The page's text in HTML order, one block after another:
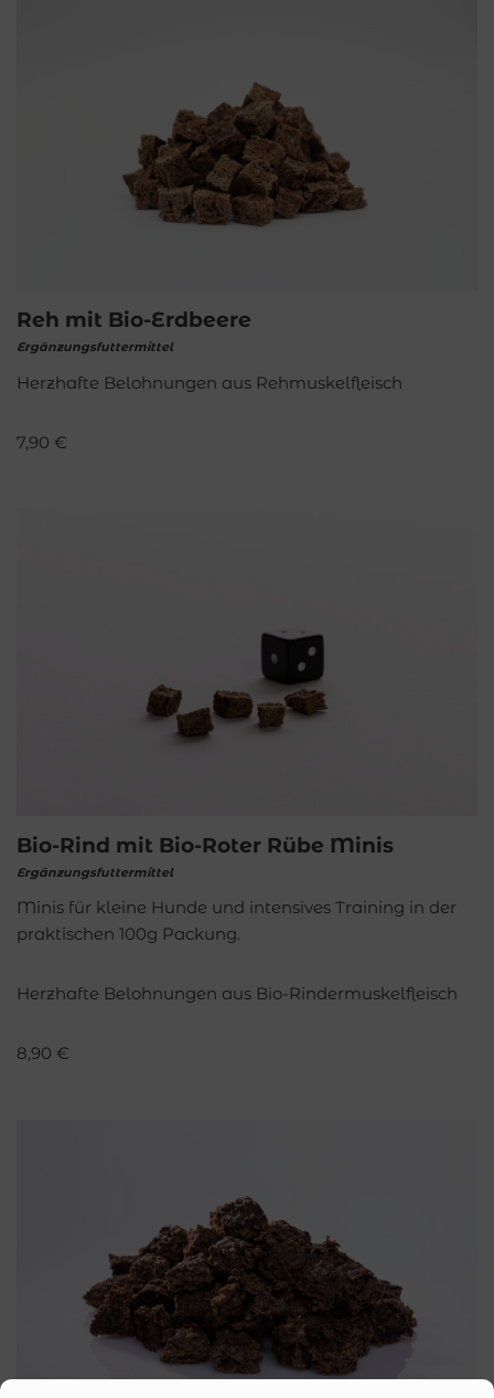
Reh mit Bio-Erdbeere
Ergänzungsfuttermittel
Herzhafte Belohnungen aus Rehmuskelfleisch
7,90 €
Bio-Rind mit Bio-Roter Rübe Minis
Ergänzungsfuttermittel
Minis für kleine Hunde und intensives Training in der
praktischen 100g Packung.
Herzhafte Belohnungen aus Bio-Rindermuskelfleisch
8,90 €